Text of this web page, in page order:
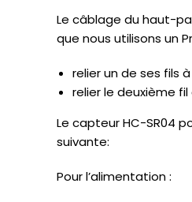
Le câblage du haut-
que nous utilisons un
relier un de ses fils
relier le deuxième
Le capteur HC-SR04
suivante:
Pour l’alimentation :